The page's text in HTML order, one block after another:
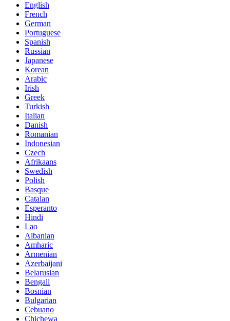
English
French
German
Portuguese
Spanish
Russian
Japanese
Korean
Arabic
Irish
Greek
Turkish
Italian
Danish
Romanian
Indonesian
Czech
Afrikaans
Swedish
Polish
Basque
Catalan
Esperanto
Hindi
Lao
Albanian
Amharic
Armenian
Azerbaijani
Belarusian
Bengali
Bosnian
Bulgarian
Cebuano
Chichewa